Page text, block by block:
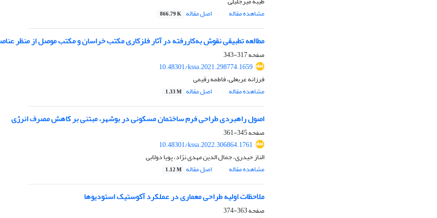
مشاهده مقاله
اصل مقاله 866.79 K
مطالعه تطبیقی نقوش به‌کاررفته در آثار فلزکاری مکتب خراسان و مکتب موصل از منظر
صفحه317-343
10.48301/kssa.2021.298774.1659
فرزانه عربعلی، فاطمه رقیمی
مشاهده مقاله
اصل مقاله 1.33 M
اصول راهبردی طراحی فرم ساختمان مسکونی در بوشهر، مبتنی بر کاهش مصرف انرژی
صفحه345-361
10.48301/kssa.2022.306864.1761
الناز حیدری، جمال الدین مهدی نژاد، پویا دولابی
مشاهده مقاله
اصل مقاله 1.12 M
ملاحظات اولیه طراحی معماری در عملکرد آکوستیک استودیوها
صفحه363-374